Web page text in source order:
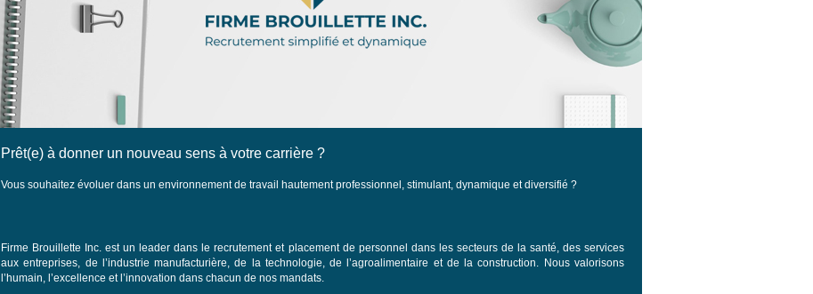
Prêt(e) à donner un nouveau sens à votre carrière ?
Vous souhaitez évoluer dans un environnement de travail hautement professionnel, stimulant, dynamique et diversifié ?
Firme Brouillette Inc. est un leader dans le recrutement et placement de personnel dans les secteurs de la santé, des services
aux entreprises, de l’industrie manufacturière, de la technologie, de l’agroalimentaire et de la construction. Nous valorisons
l’humain, l’excellence et l’innovation dans chacun de nos mandats.